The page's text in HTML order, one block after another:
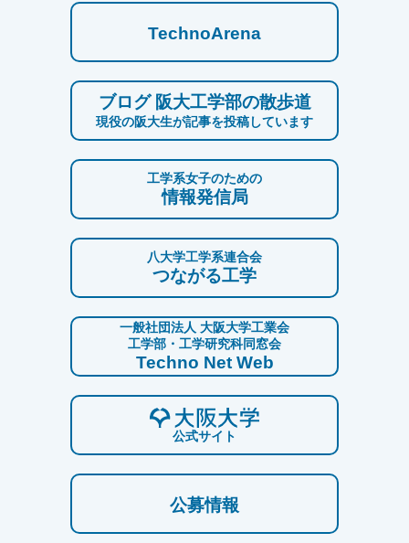
TechnoArena
ブログ 阪大工学部の散歩道
現役の阪大生が記事を投稿しています
工学系女子のための
情報発信局
八大学工学系連合会
つながる工学
一般社団法人 大阪大学工業会
工学部・工学研究科同窓会
Techno Net Web
公式サイト
公募情報